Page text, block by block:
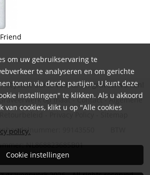
juiste adres voor al uw graveerwerken!
op maat -Contact- Algemene
Privacy Policy
99143550 BTW
NL868823685B01
om uw gebruikservaring te
te analyseren en om gerichte
tonen via derde partijen. U kunt deze
instellingen" te klikken. Als u akkoord
van cookies, klikt u op "Alle cookies
policy.
Cookie instellingen